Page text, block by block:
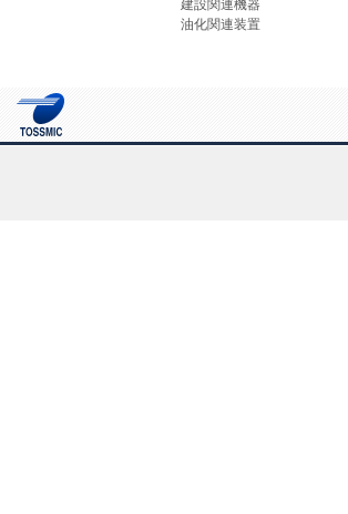
建設関連機器
油化関連装置